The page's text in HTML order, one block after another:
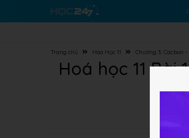
Trang chủ Hóa Học 11 Chương 3: Cacbon -
Hoá học 11